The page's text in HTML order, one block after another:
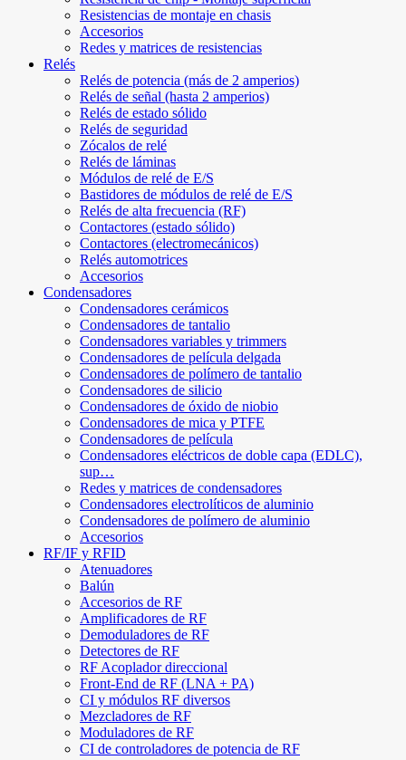
Resistencias de montaje en chasis
Accesorios
Redes y matrices de resistencias
Relés
Relés de potencia (más de 2 amperios)
Relés de señal (hasta 2 amperios)
Relés de estado sólido
Relés de seguridad
Zócalos de relé
Relés de láminas
Módulos de relé de E/S
Bastidores de módulos de relé de E/S
Relés de alta frecuencia (RF)
Contactores (estado sólido)
Contactores (electromecánicos)
Relés automotrices
Accesorios
Condensadores
Condensadores cerámicos
Condensadores de tantalio
Condensadores variables y trimmers
Condensadores de película delgada
Condensadores de polímero de tantalio
Condensadores de silicio
Condensadores de óxido de niobio
Condensadores de mica y PTFE
Condensadores de película
Condensadores eléctricos de doble capa (EDLC),
sup…
Redes y matrices de condensadores
Condensadores electrolíticos de aluminio
Condensadores de polímero de aluminio
Accesorios
RF/IF y RFID
Atenuadores
Balún
Accesorios de RF
Amplificadores de RF
Demoduladores de RF
Detectores de RF
RF Acoplador direccional
Front-End de RF (LNA + PA)
CI y módulos RF diversos
Mezcladores de RF
Moduladores de RF
CI de controladores de potencia de RF